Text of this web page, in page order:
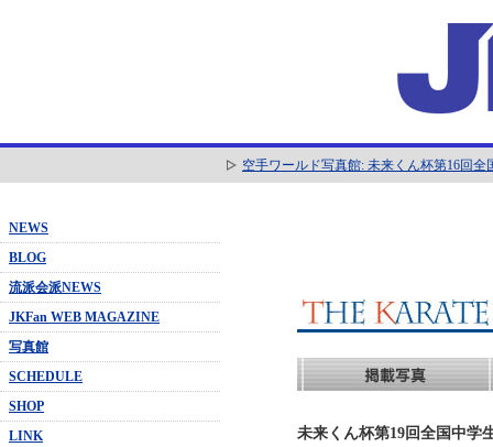
空手ワールド写真館: 未来くん杯第16回
NEWS
BLOG
流派会派NEWS
JKFan WEB MAGAZINE
写真館
SCHEDULE
SHOP
LINK
未来くん杯第19回全国中学